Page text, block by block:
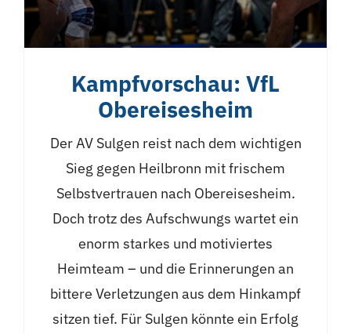
Kampfvorschau: VfL
Obereisesheim
Der AV Sulgen reist nach dem wichtigen
Sieg gegen Heilbronn mit frischem
Selbstvertrauen nach Obereisesheim.
Doch trotz des Aufschwungs wartet ein
enorm starkes und motiviertes
Heimteam – und die Erinnerungen an
bittere Verletzungen aus dem Hinkampf
sitzen tief. Für Sulgen könnte ein Erfolg